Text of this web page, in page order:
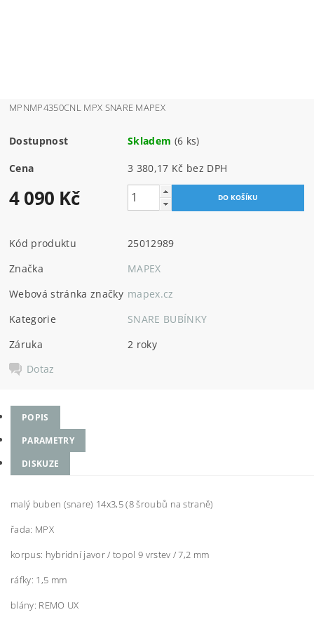
MPNMP4350CNL MPX SNARE MAPEX
Dostupnost Skladem (6 ks)
Cena 3 380,17 Kč bez DPH
4 090 Kč
Kód produktu
25012989
Značka
MAPEX
Webová stránka značky mapex.cz
Kategorie
SNARE BUBÍNKY
Záruka
2 roky
Dotaz
POPIS
PARAMETRY
DISKUZE
malý buben (snare) 14x3,5 (8 šroubů na straně)
řada: MPX
korpus: hybridní javor / topol 9 vrstev / 7,2 mm
ráfky: 1,5 mm
blány: REMO UX